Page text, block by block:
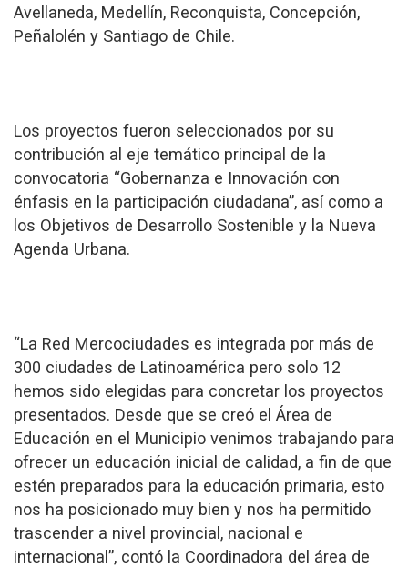
Avellaneda, Medellín, Reconquista, Concepción,
Peñalolén y Santiago de Chile.
Los proyectos fueron seleccionados por su
contribución al eje temático principal de la
convocatoria “Gobernanza e Innovación con
énfasis en la participación ciudadana”, así como a
los Objetivos de Desarrollo Sostenible y la Nueva
Agenda Urbana.
“La Red Mercociudades es integrada por más de
300 ciudades de Latinoamérica pero solo 12
hemos sido elegidas para concretar los proyectos
presentados. Desde que se creó el Área de
Educación en el Municipio venimos trabajando para
ofrecer un educación inicial de calidad, a fin de que
estén preparados para la educación primaria, esto
nos ha posicionado muy bien y nos ha permitido
trascender a nivel provincial, nacional e
internacional”, contó la Coordinadora del área de